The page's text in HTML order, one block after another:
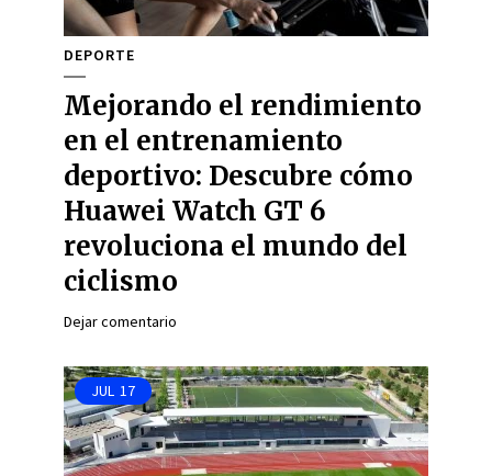
DEPORTE
Mejorando el rendimiento
en el entrenamiento
deportivo: Descubre cómo
Huawei Watch GT 6
revoluciona el mundo del
ciclismo
Dejar comentario
JUL 17